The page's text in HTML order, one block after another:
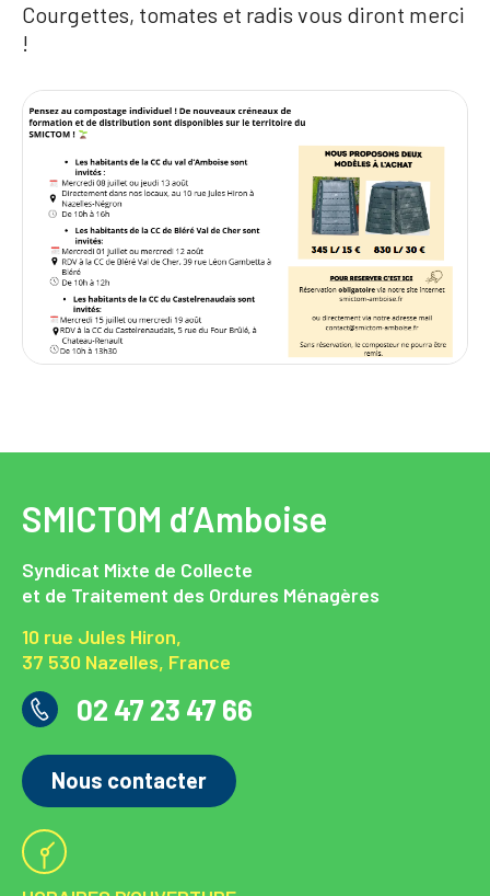
Courgettes, tomates et radis vous diront merci
!
SMICTOM d’Amboise
Syndicat Mixte de Collecte
et de Traitement des Ordures Ménagères
10 rue Jules Hiron,
37 530 Nazelles, France
02 47 23 47 66
Nous contacter